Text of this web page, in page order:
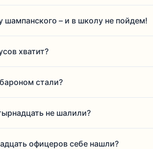
– и в школу не пойдем!
хватит?
стали?
не шалили?
офицеров себе нашли?